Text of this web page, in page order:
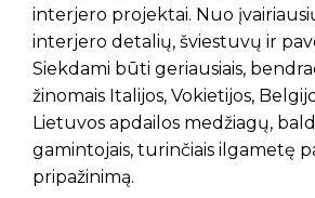
interjero projektai. Nuo
interjero detalių, šviestuvų ir
Siekdami būti geriausiais,
žinomais Italijos, Vokietijos,
Lietuvos apdailos medžiagų,
gamintojais, turinčiais ilgametę
pripažinimą.